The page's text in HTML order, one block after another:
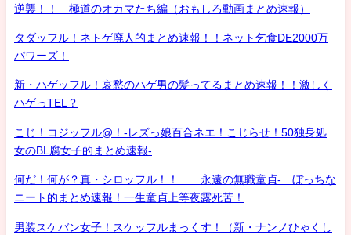
逆襲！！ 極道のオカマたち編（おもしろ動画まとめ速報）
タダッフル！ネトゲ廃人的まとめ速報！！ネット乞食DE2000万
パワーズ！
新・ハゲッフル！哀愁のハゲ男の髪ってるまとめ速報！！激しく
ハゲっTEL？
こじ！コジッフル@！-レズっ娘百合ネエ！こじらせ！50独身処
女のBL腐女子的まとめ速報-
何だ！何が？真・シロッフル！！ 永遠の無職童貞- ぼっちな
ニート的まとめ速報！一生童貞上等夜露死苦！
男装スケバン女子！スケッフルまっくす！（新・ナンノひゃくし